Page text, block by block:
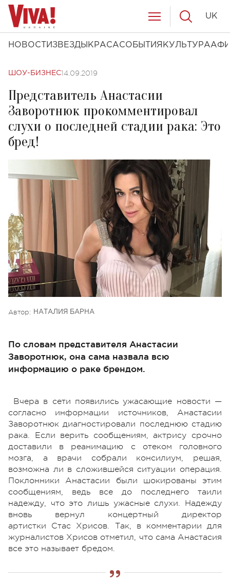
НОВОСТИ ЗВЕЗДЫ КРАСАСОБЫТИЯ КУЛЬТУРА
UK
ШОУ-БИЗНЕС14.09.2019
Представитель Анастасии
Заворотнюк прокомментировал
слухи о последней стадии рака: Это
бред!
Автор: НАТАЛИЯ БАРНА
По словам представителя Анастасии
Заворотнюк, она сама назвала всю
информацию о раке брендом.
Вчера в сети появились ужасающие новости —
согласно информации источников, Анастасии
Заворотнюк диагностировали последнюю стадию
рака. Если верить сообщениям, актрису срочно
доставили в реанимацию с отеком головного
мозга, а врачи собрали консилиум, решая,
возможна ли в сложившейся ситуации операция.
Поклонники Анастасии были шокированы этим
сообщениям, ведь все до последнего таили
надежду, что это лишь ужасные слухи. Надежду
вновь вернул концертный директор
артистки Стас Хрисов. Так, в комментарии для
журналистов Хрисов отметил, что сама Анастасия
все это называет бредом.